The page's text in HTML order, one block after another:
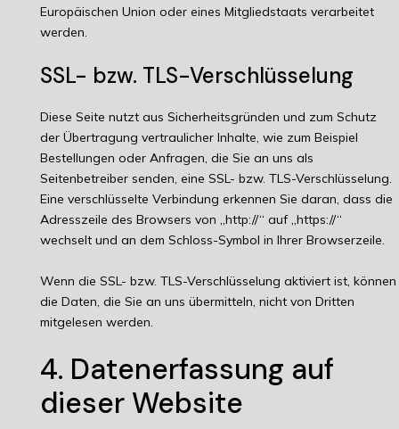
Europäischen Union oder eines Mitgliedstaats verarbeitet
werden.
SSL- bzw. TLS-Verschlüsselung
Diese Seite nutzt aus Sicherheitsgründen und zum Schutz
der Übertragung vertraulicher Inhalte, wie zum Beispiel
Bestellungen oder Anfragen, die Sie an uns als
Seitenbetreiber senden, eine SSL- bzw. TLS-Verschlüsselung.
Eine verschlüsselte Verbindung erkennen Sie daran, dass die
Adresszeile des Browsers von „http://“ auf „https://“
wechselt und an dem Schloss-Symbol in Ihrer Browserzeile.
Wenn die SSL- bzw. TLS-Verschlüsselung aktiviert ist, können
die Daten, die Sie an uns übermitteln, nicht von Dritten
mitgelesen werden.
4. Datenerfassung auf
dieser Website